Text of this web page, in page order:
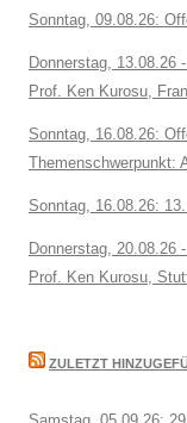
Sonntag, 09.08.26:
Donnerstag, 13.08.26
Prof. Ken Kurosu,
Sonntag, 16.08.26:
Themenschwerpunkt:
Sonntag, 16.08.26:
Donnerstag, 20.08.26
Prof. Ken Kurosu,
ZULETZT